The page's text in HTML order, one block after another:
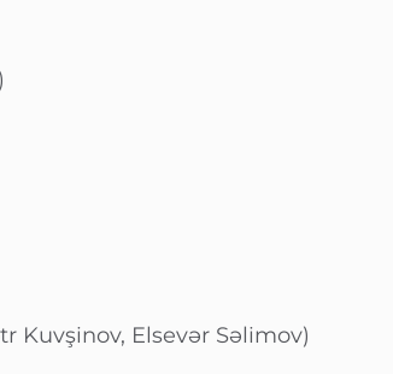
Kuvşinov, Elsevər Səlimov)